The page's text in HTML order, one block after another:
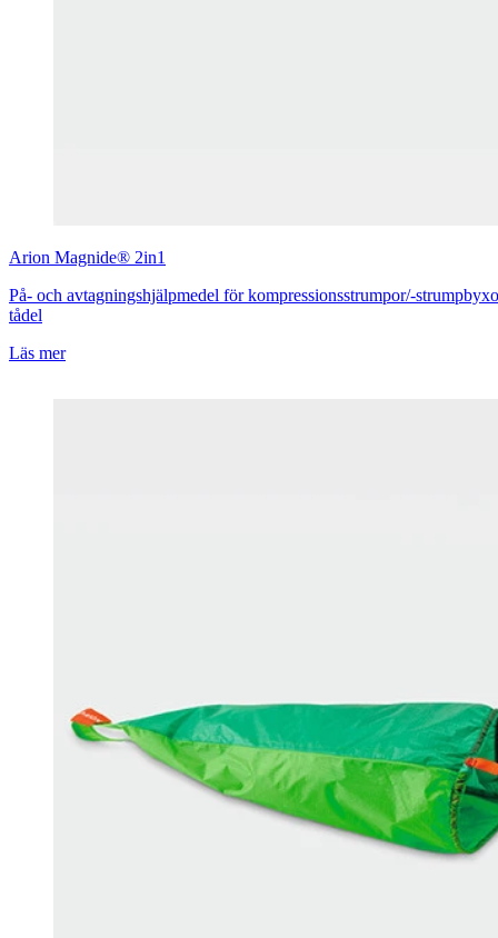
Arion Magnide® 2in1
På- och avtagningshjälpmedel för kompressionsstrumpor/-
tådel
Läs mer